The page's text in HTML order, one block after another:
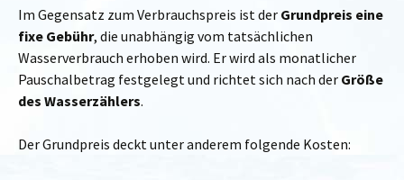
Im Gegensatz zum Verbrauchspreis ist der Grundpreis eine
fixe Gebühr, die unabhängig vom tatsächlichen
Wasserverbrauch erhoben wird. Er wird als monatlicher
Pauschalbetrag festgelegt und richtet sich nach der Größe
des Wasserzählers.
Der Grundpreis deckt unter anderem folgende Kosten: